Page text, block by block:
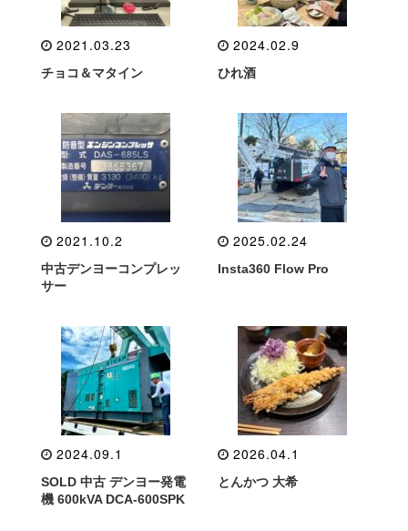
2021.03.23
チョコ＆マタイン
2024.02.9
ひれ酒
2021.10.2
中古デンヨーコンプレッ
サー
2025.02.24
Insta360 Flow Pro
2024.09.1
SOLD 中古 デンヨー発電
機 600kVA DCA-600SPK
2026.04.1
とんかつ 大希